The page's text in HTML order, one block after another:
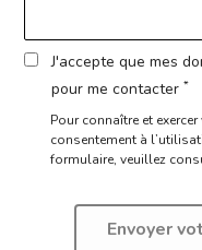
J'accepte que mes
pour me contacter *
Pour connaître et
consentement à
formulaire, veuillez